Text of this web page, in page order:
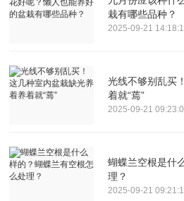
栽有哪些品种？
2025-09-21
光线不够别乱买
着就“蔫”
2025-09-21
蝴蝶兰空根是什
理？
2025-09-21